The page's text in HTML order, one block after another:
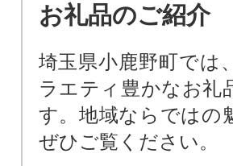
お礼品のご紹介
埼玉県小鹿野町では
ラエティ豊かなお礼
す。地域ならではの
ぜひご覧ください。